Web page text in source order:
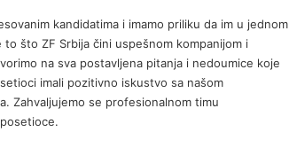
kandidatima i imamo priliku da im u jednom
što ZF Srbija čini uspešnom kompanijom i
na sva postavljena pitanja i nedoumice koje
imali pozitivno iskustvo sa našom
Zahvaljujemo se profesionalnom timu